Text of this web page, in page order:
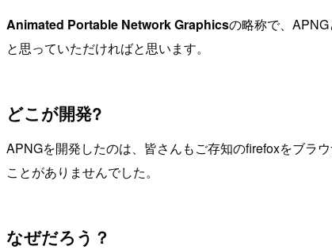
Animated Portable Network Graphicsの略称で、
と思っていただければと思います。
どこが開発?
APNGを開発したのは、皆さんもご存知のfirefoxをブラ
ことがありませんでした。
なぜだろう？